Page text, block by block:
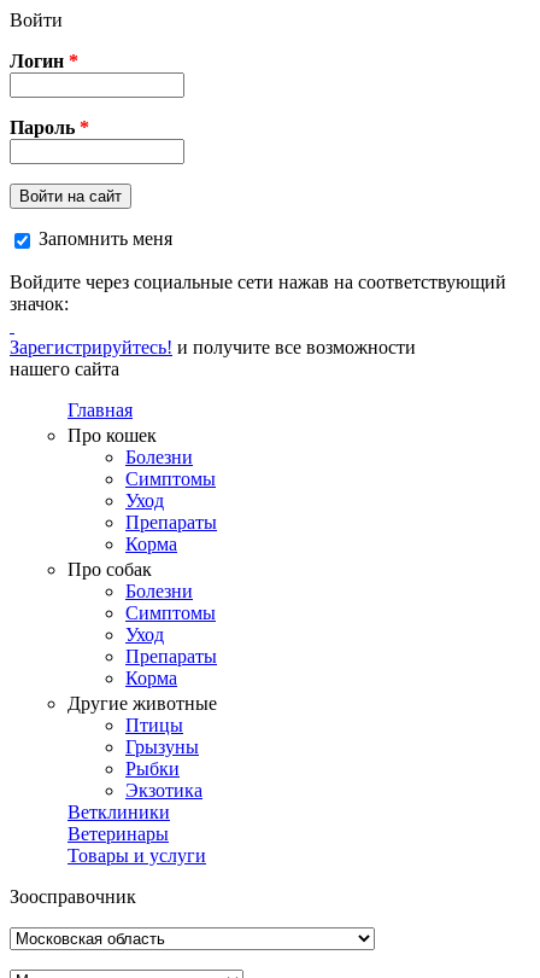
Перейти к основному содержанию
Войти
Логин *
Пароль *
Войти на сайт
Запомнить меня
Войдите через социальные сети нажав на соответствующий
значок:
Зарегистрируйтесь! и получите все возможности
нашего сайта
Главная
Про кошек
Болезни
Симптомы
Уход
Препараты
Корма
Про собак
Болезни
Симптомы
Уход
Препараты
Корма
Другие животные
Птицы
Грызуны
Рыбки
Экзотика
Ветклиники
Ветеринары
Товары и услуги
Зоосправочник